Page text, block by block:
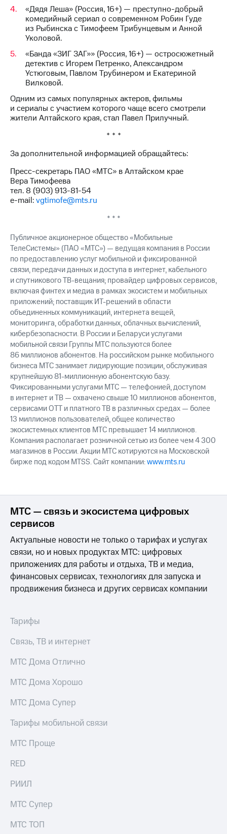
Личный
кабинет
акционера
Акционерный
капитал
Контроль
и
аудит
Рынок
акций
Описание
выкупа
Дивиденды
Рынок
облигаций
Уведомление
о
погашении
именных
облигаций
Другое
Регистратор
Реквизиты
Контакты
развитие
деловая этика
На главную
«Дядя Леша» (Россия, 16+) — преступно-добрый
комедийный сериал о современном Робин Гуде
из Рыбинска с Тимофеем Трибунцевым и Анной
Уколовой.
«Банда «ЗИГ ЗАГ»» (Россия, 16+) — остросюжетный
детектив с Игорем Петренко, Александром
Устюговым, Павлом Трубинером и Екатериной
Вилковой.
Одним из самых популярных актеров, фильмы
и сериалы с участием которого чаще всего смотрели
жители Алтайского края, стал Павел Прилучный.
* * *
За дополнительной информацией обращайтесь:
Пресс-секретарь ПАО «МТС» в Алтайском крае
Вера Тимофеева
тел. 8 (903) 913-81-54
e-mail:vgtimofe@mts.ru
* * *
Публичное акционерное общество «Мобильные
ТелеСистемы» (ПАО «МТС») — ведущая компания в России
по предоставлению услуг мобильной и фиксированной
связи, передачи данных и доступа в интернет, кабельного
и спутникового ТВ-вещания; провайдер цифровых сервисов,
включая финтех и медиа в рамках экосистем и мобильных
приложений; поставщик ИТ-решений в области
объединенных коммуникаций, интернета вещей,
мониторинга, обработки данных, облачных вычислений,
кибербезопасности. В России и Беларуси услугами
мобильной связи Группы МТС пользуются более
86 миллионов абонентов. На российском рынке мобильного
бизнеса МТС занимает лидирующие позиции, обслуживая
крупнейшую 81-миллионную абонентскую базу.
Фиксированными услугами МТС — телефонией, доступом
в интернет и ТВ — охвачено свыше 10 миллионов абонентов,
сервисами OTT и платного ТВ в различных средах — более
13 миллионов пользователей, общее количество
экосистемных клиентов МТС превышает 14 миллионов.
Компания располагает розничной сетью из более чем 4 300
магазинов в России. Акции МТС котируются на Московской
бирже под кодом MTSS. Сайт компании:www.mts.ru
МТС — связь и экосистема цифровых
сервисов
Актуальные новости не только о тарифах и услугах
связи, но и новых продуктах МТС: цифровых
приложениях для работы и отдыха, ТВ и медиа,
финансовых сервисах, технологиях для запуска и
продвижения бизнеса и других сервисах компании
Тарифы
Связь, ТВ и интернет
МТС Дома Отлично
МТС Дома Хорошо
МТС Дома Супер
Тарифы мобильной связи
МТС Проще
RED
РИИЛ
МТС Супер
МТС ТОП